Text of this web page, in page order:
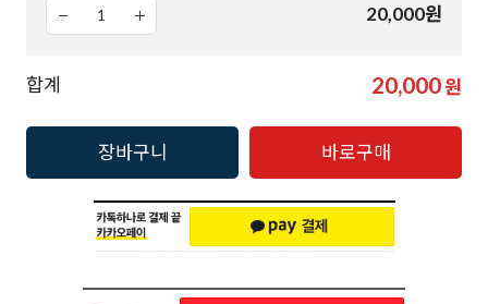
20,000원
합계 20,000원
장바구니 바로구매